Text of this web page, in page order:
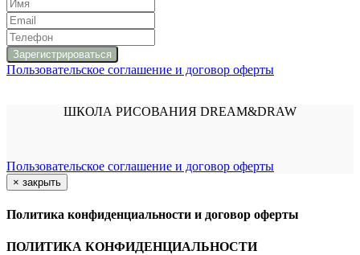
Пользовательское соглашение и договор оферты
ШКОЛА РИСОВАНИЯ DREAM&DRAW
Пользовательское соглашение и договор оферты
× закрыть
Политика конфиденциальности и договор оферты
ПОЛИТИКА КОНФИДЕНЦИАЛЬНОСТИ